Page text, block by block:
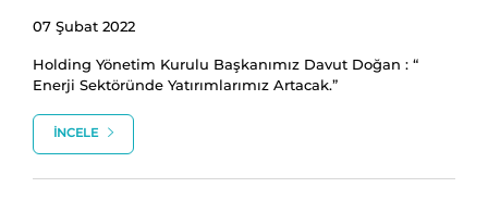
07 Şubat 2022
Holding Yönetim Kurulu Başkanımız Davut Doğan : “
Enerji Sektöründe Yatırımlarımız Artacak.”
İNCELE